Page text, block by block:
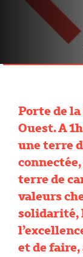
Porte de
Ouest. A
une terre
terre de
valeurs
solidarité,
et de faire,